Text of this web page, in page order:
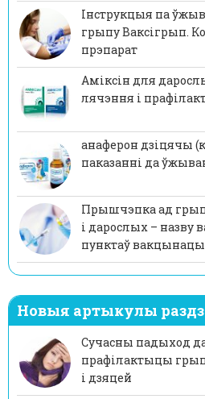
Інструкцыя па
грыпу Ваксігрып.
прэпарат
Аміксін для
лячэння і
анаферон дзіцячы
паказанні да
Прышчэпка ад
і дарослых – назву
пунктаў
Новыя артыкулы
Сучасны падыход
прафілактыцы
і дзяцей